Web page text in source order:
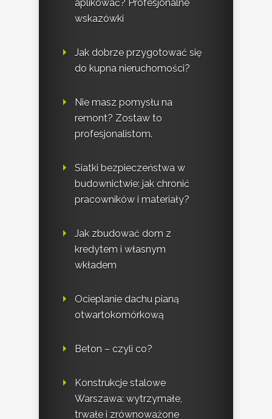
aplikować? Profesjonalne
wskazówki
Jak dobrze przygotować się
do kupna nieruchomości?
Nie masz pomysłu na
remont? Zostaw to
profesjonalistom.
Siatki bezpieczeństwa w
budownictwie: jak chronić
pracowników i materiały?
Jak zbudować dom z
kredytem i własnym
wkładem
Ocieplanie dachu pianą
otwartokomórkową
Beton – czyli co?
Konstrukcje stalowe
Warszawa: wytrzymałe,
trwałe i zrównoważone